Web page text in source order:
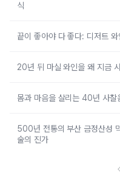
식
끝이 좋아야 다 좋다: 디저트
20년 뒤 마실 와인을 왜 지금
몸과 마음을 살리는 40년 사찰
500년 전통의 부산 금정산성
술의 진가